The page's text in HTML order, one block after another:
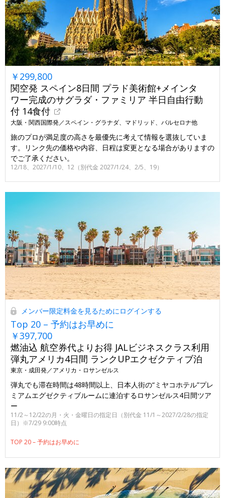
￥299,800
関空発 スペイン8日間 プラド美術館+メインタ
ワー完成のサグラダ・ファミリア 半日自由行動
付 14食付
大阪・関西国際発／スペイン・グラナダ、マドリッド、バルセロナ他
旅のプロが満足度の高さを最優先に考えて情報を選抜していま
す。リンク先の価格や内容、日程は変更となる場合がありますの
でご了承ください。
12/18、2027/1/10、12（別代金 2027/1/24、2/5、19）
メンバー限定料金を見るためにログインする
Top 20 – 予約はお早めに
￥397,700
燃油込 航空券代よりお得 JALビジネスクラス利用
弾丸アメリカ4日間 ランクUPエクゼクティブ泊
東京・成田発／アメリカ・ロサンゼルス
弾丸でも滞在時間は48時間以上、日本人街の“ミヤコホテル”プレ
ミアムエグゼクティブルームに連泊するロサンゼルス4日間ツア
ー
11/2～12/22の月・火・金曜日の指定日（別代金 11/1～2027/2/28の指定
日）※7/29 9:00時点
TOP 20 – 予約はお早めに